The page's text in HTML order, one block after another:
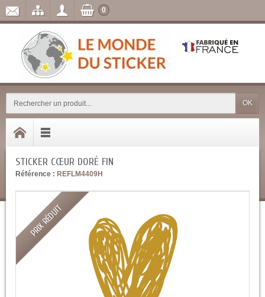
OK
0
STICKER CŒUR DORÉ FIN
Référence : REFLM4409H
PRIX RÉDUIT